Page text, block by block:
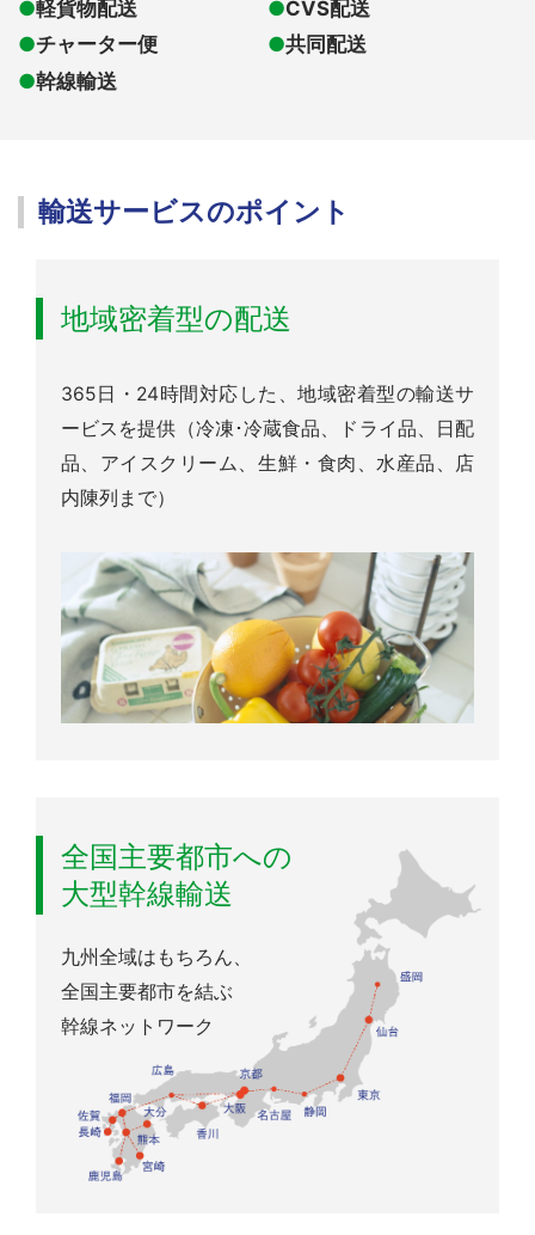
●軽貨物配送 ●CVS配送
●チャーター便 ●共同配送
●幹線輸送
輸送サービスのポイント
地域密着型の配送
365日・24時間対応した、地域密着型の輸送サ
ービスを提供（冷凍･冷蔵食品、ドライ品、日配
品、アイスクリーム、生鮮・食肉、水産品、店
内陳列まで）
全国主要都市への
大型幹線輸送
九州全域はもちろん、
全国主要都市を結ぶ
幹線ネットワーク